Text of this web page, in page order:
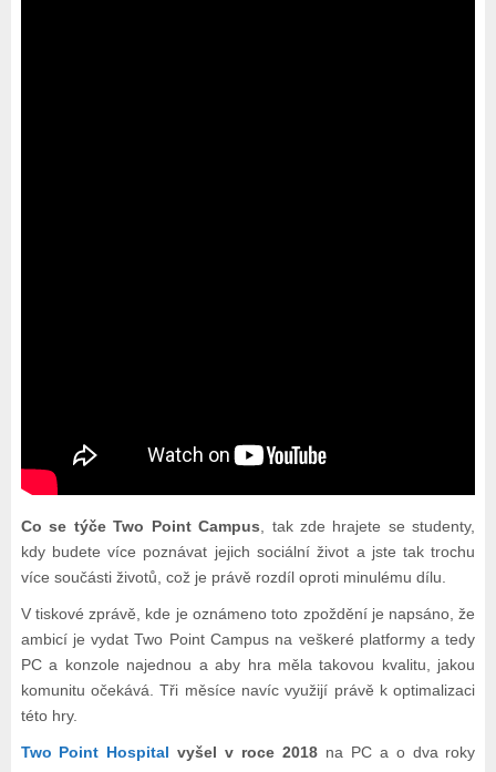
Co se týče Two Point Campus , tak zde hrajete se studenty,
kdy budete více poznávat jejich sociální život a jste tak trochu
více součásti životů, což je právě rozdíl oproti minulému dílu.
V tiskové zprávě, kde je oznámeno toto zpoždění je napsáno, že
ambicí je vydat Two Point Campus na veškeré platformy a tedy
PC a konzole najednou a aby hra měla takovou kvalitu, jakou
komunitu očekává. Tři měsíce navíc využijí právě k optimalizaci
této hry.
Two Point Hospital vyšel v roce 2018 na PC a o dva roky